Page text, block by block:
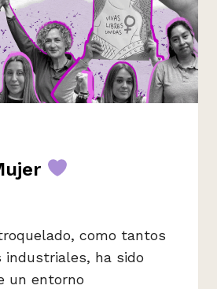
como tantos
ha sido
un entorno